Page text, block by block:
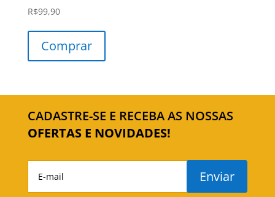
R$99,90
Comprar
CADASTRE-SE E RECEBA AS NOSSAS
OFERTAS E NOVIDADES!
Enviar